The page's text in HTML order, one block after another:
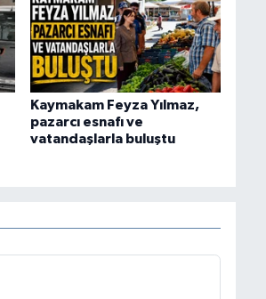
Kaymakam Feyza Yılmaz,
pazarcı esnafı ve
vatandaşlarla buluştu